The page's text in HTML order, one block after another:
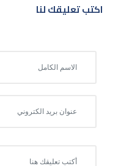
اكتب تعليقك لنا